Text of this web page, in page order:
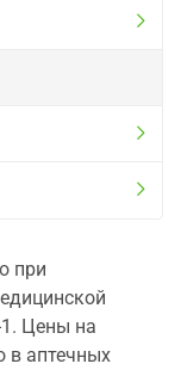
при
Цены на
в аптечных